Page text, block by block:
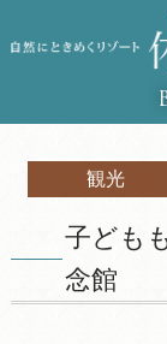
観光
子ども
念館